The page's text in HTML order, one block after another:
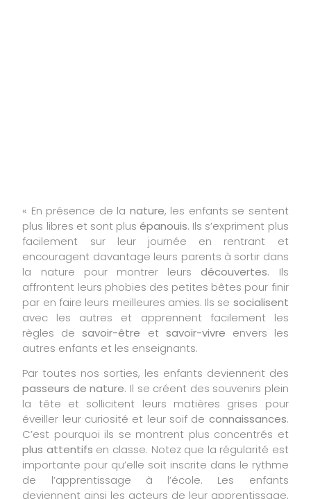
« En présence de la nature, les enfants se sentent
plus libres et sont plusépanouis. Ils s’expriment plus
facilement sur leur journée en rentrant et
encouragent davantage leurs parents à sortir dans
la nature pour montrer leursdécouvertes. Ils
affrontent leurs phobies des petites bêtes pour finir
par en faire leurs meilleures amies. Ils se socialisent
avec les autres et apprennent facilement les
règles desavoir-être et savoir-vivre envers les
autres enfants et les enseignants.
Par toutes nos sorties, les enfants deviennent des
passeurs de nature. Il se créent des souvenirs plein
la tête et sollicitent leurs matières grises pour
éveiller leur curiosité et leur soif de connaissances.
C’est pourquoi ils se montrent plus concentrés et
plus attentifs en classe. Notez que la régularité est
importante pour qu’elle soit inscrite dans le rythme
de l’apprentissage à l’école. Les enfants
deviennent ainsi les acteurs de leur apprentissage,